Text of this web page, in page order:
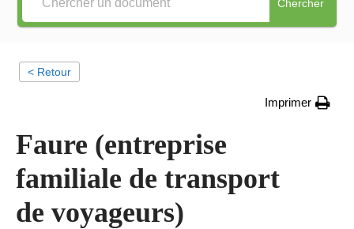
Chercher
< Retour
Imprimer
Faure (entreprise
familiale de transport
de voyageurs)